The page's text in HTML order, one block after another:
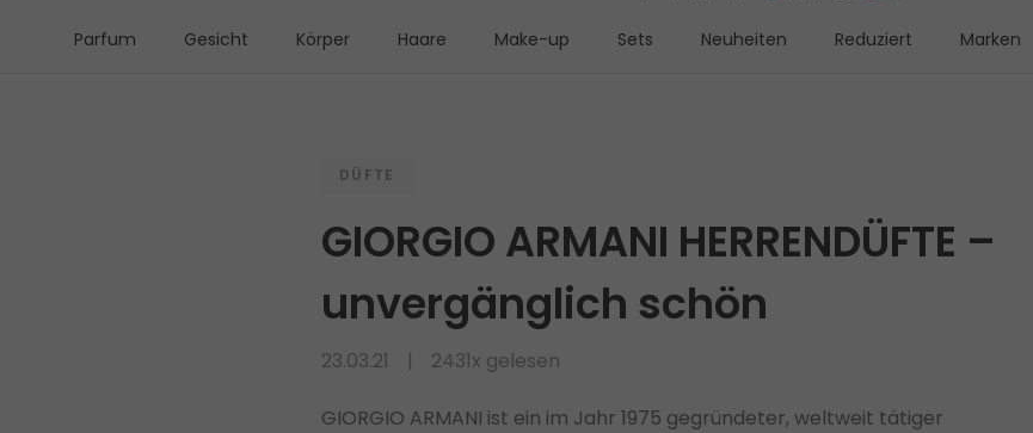
Parfum Gesicht Körper Haare Make-up Sets Neuheiten Reduziert Marken
DÜFTE
GIORGIO ARMANI HERRENDÜFTE –
unvergänglich schön
23.03.21 2431x gelesen
GIORGIO ARMANI ist ein im Jahr 1975 gegründeter, weltweit tätiger